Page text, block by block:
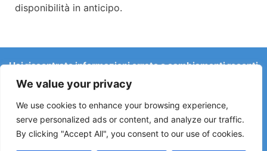
We value your privacy
We use cookies to enhance your browsing experience,
serve personalized ads or content, and analyze our traffic.
By clicking "Accept All", you consent to our use of cookies.
disponibilità in anticipo.
Hai riscontrato informazioni errate o cambiamenti recenti
Le segnalazioni su ostelli chiusi, allagamenti, deviazioni,
lavori stradali o altri cambiamenti aiutano a mantenere la
guida aggiornata.